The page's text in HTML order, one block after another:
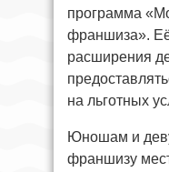
программа
франшиза».
расширения
на льготных
Юношам и
франшизу